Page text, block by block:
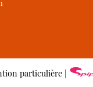
particulière |